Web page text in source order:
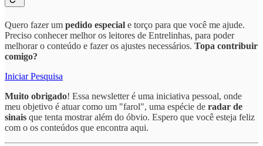
Quero fazer um pedido especial e torço para que você me ajude.
Preciso conhecer melhor os leitores de Entrelinhas, para poder
melhorar o conteúdo e fazer os ajustes necessários. Topa contribuir
comigo?
Iniciar Pesquisa
Muito obrigado! Essa newsletter é uma iniciativa pessoal, onde
meu objetivo é atuar como um "farol", uma espécie de radar de
sinais que tenta mostrar além do óbvio. Espero que você esteja feliz
com o os conteúdos que encontra aqui.